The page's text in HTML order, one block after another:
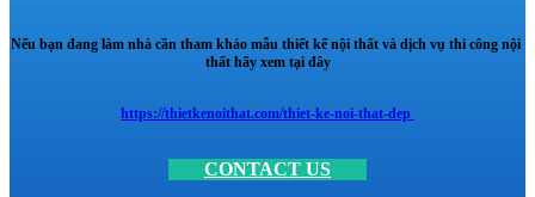
Nếu bạn đang làm nhà cần tham khảo mẫu thiết kế nội thất và dịch vụ thi công nội
thất hãy xem tại đây
https://thietkenoithat.com/thiet-ke-noi-that-dep
CONTACT US